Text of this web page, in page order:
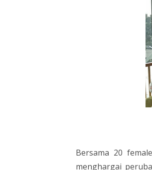
Bersama 20
menghargai